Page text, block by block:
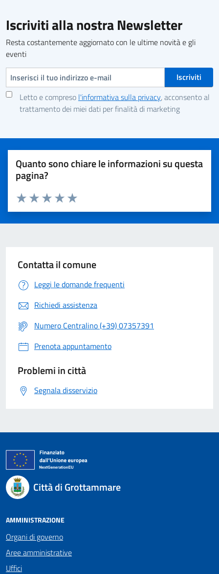
Iscriviti alla nostra Newsletter
Resta costantemente aggiornato con le ultime novità e gli
eventi
Indirizzo e-mail
Letto e compreso l'informativa sulla privacy, acconsento al
trattamento dei miei dati per finalità di marketing
Quanto sono chiare le informazioni su questa
pagina?
Valuta 5 stelle su 5
Valuta 4 stelle su 5
Valuta 3 stelle su 5
Valuta 2 stelle su 5
Valuta 1 stelle su 5
Contatta il comune
Leggi le domande frequenti
Richiedi assistenza
Numero Centralino (+39) 07357391
Prenota appuntamento
Problemi in città
Segnala disservizio
Città di Grottammare
AMMINISTRAZIONE
Organi di governo
Aree amministrative
Uffici